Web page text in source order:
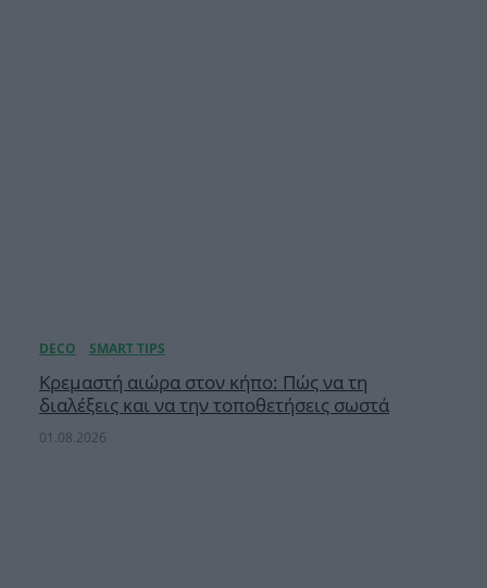
Κρεμαστή αιώρα στον κήπο: Πώς να τη
διαλέξεις και να την τοποθετήσεις σωστά
01.08.2026